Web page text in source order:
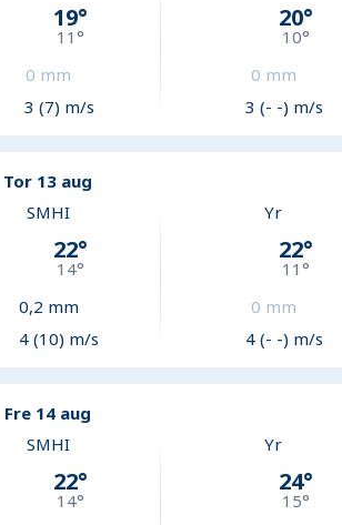
19°
11 °
0 mm
3 (7) m/s
20°
10°
0 mm
3 (- -) m/s
Tor 13 aug
SMHI
22°
14°
0,2 mm
4 (10) m/s
Yr
22°
11 °
0 mm
4 (- -) m/s
Fre 14 aug
SMHI
22°
14°
Yr
24°
15°